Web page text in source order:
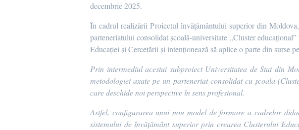
decembrie 2025.
În cadrul realizării Proiectul învățământului superior din
parteneriatului consolidat școală-universitate „Cluster
Educației și Cercetării și intenționează să aplice o parte din surse
Prin intermediul acestui subproiect Universitatea de Stat din
metodologiei axate pe un parteneriat consolidat cu școala (
caredeschide noi perspective în sens profesional.
Astfel, configurarea unui nou model de formare a cadrelor
sistemului de învățământ superior prin crearea Clusterului